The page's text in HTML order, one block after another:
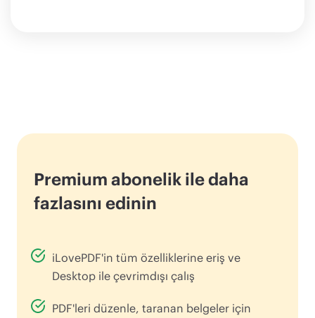
Premium abonelik ile daha
fazlasını edinin
iLovePDF'in tüm özelliklerine eriş ve
Desktop ile çevrimdışı çalış
PDF'leri düzenle, taranan belgeler için